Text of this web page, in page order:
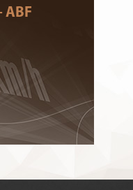
ABF